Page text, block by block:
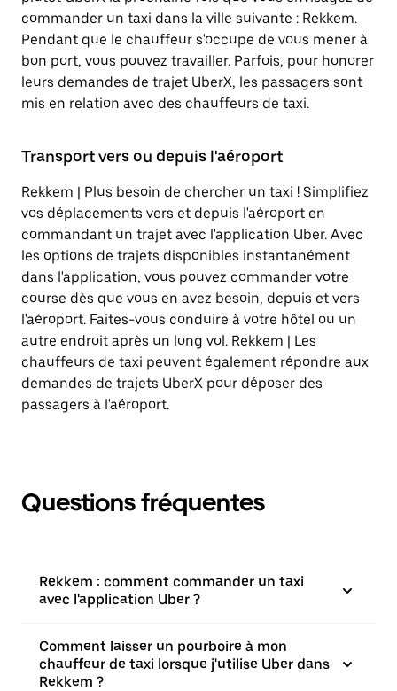
commander un taxi dans la ville suivante : Rekkem.
Pendant que le chauffeur s'occupe de vous mener à
bon port, vous pouvez travailler. Parfois, pour honorer
leurs demandes de trajet UberX, les passagers sont
mis en relation avec des chauffeurs de taxi.
Transport vers ou depuis l'aéroport
Rekkem | Plus besoin de chercher un taxi ! Simplifiez
vos déplacements vers et depuis l'aéroport en
commandant un trajet avec l'application Uber. Avec
les options de trajets disponibles instantanément
dans l'application, vous pouvez commander votre
course dès que vous en avez besoin, depuis et vers
l'aéroport. Faites-vous conduire à votre hôtel ou un
autre endroit après un long vol. Rekkem | Les
chauffeurs de taxi peuvent également répondre aux
demandes de trajets UberX pour déposer des
passagers à l'aéroport.
Questions fréquentes
Rekkem : comment commander un taxi
avec l'application Uber ?
Comment laisser un pourboire à mon
chauffeur de taxi lorsque j'utilise Uber dans
Rekkem ?